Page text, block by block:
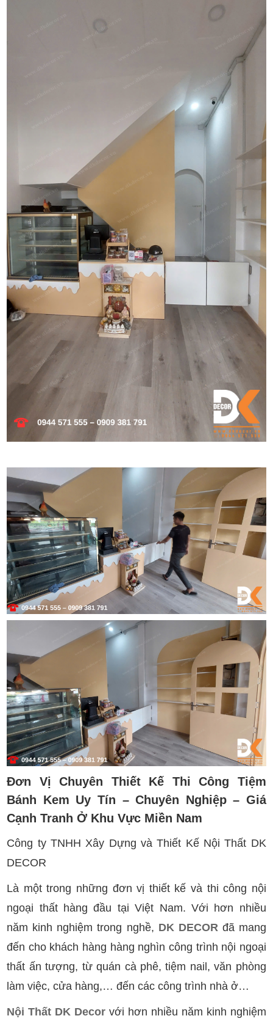
Đơn Vị Chuyên Thiết Kế Thi Công Tiệm
Bánh Kem Uy Tín – Chuyên Nghiệp – Giá
Cạnh Tranh Ở Khu Vực Miền Nam
Công ty TNHH Xây Dựng và Thiết Kế Nội Thất DK
DECOR
Là một trong những đơn vị thiết kế và thi công nội
ngoại thất hàng đầu tại Việt Nam. Với hơn nhiều
năm kinh nghiệm trong nghề, DK DECORđã mang
đến cho khách hàng hàng nghìn công trình nội ngoại
thất ấn tượng, từ quán cà phê, tiệm nail, văn phòng
làm việc, cửa hàng,… đến các công trình nhà ở…
Nội Thất DK Decor với hơn nhiều năm kinh nghiệm